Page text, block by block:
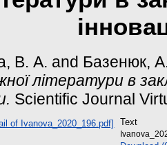
В. А. and Базенюк,
літератури в
Scientific Journal
Text